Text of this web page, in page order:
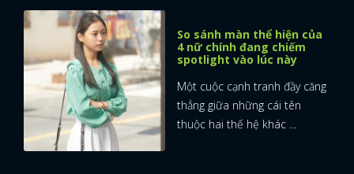
So sánh màn thể hiện của
4 nữ chính đang chiếm
spotlight vào lúc này
Một cuộc cạnh tranh đầy căng
thẳng giữa những cái tên
thuộc hai thế hệ khác ...